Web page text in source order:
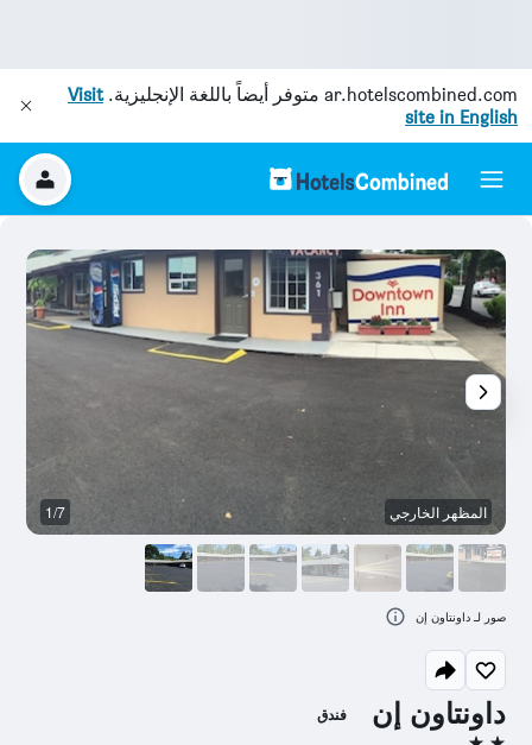
ar.hotelscombined.com متوفر أيضاً باللغة الإنجليزية.Visit
site in English
داونتاون إن فندق
المظهر الخارجي 1/7
صور لـ داونتاون إن